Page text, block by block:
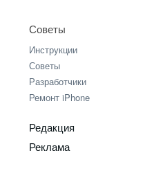
Советы
Инструкции
Советы
Разработчики
Ремонт iPhone
Редакция
Реклама